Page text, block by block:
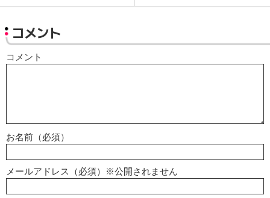
コメント
コメント
お名前（必須）
メールアドレス（必須）※公開されません